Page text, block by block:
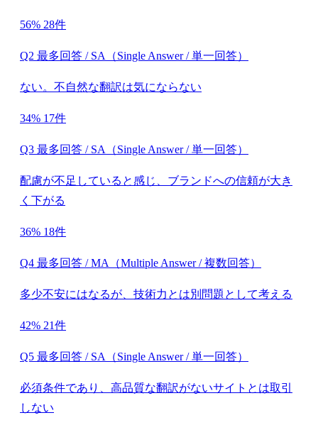
56% 28件
Q2 最多回答 / SA（Single Answer / 単一回答）
ない。不自然な翻訳は気にならない
34% 17件
Q3 最多回答 / SA（Single Answer / 単一回答）
配慮が不足していると感じ、ブランドへの信頼が大き
く下がる
36% 18件
Q4 最多回答 / MA（Multiple Answer / 複数回答）
多少不安にはなるが、技術力とは別問題として考える
42% 21件
Q5 最多回答 / SA（Single Answer / 単一回答）
必須条件であり、高品質な翻訳がないサイトとは取引
しない